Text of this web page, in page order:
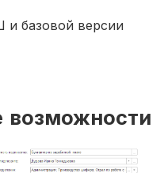
базовой версии
возможности